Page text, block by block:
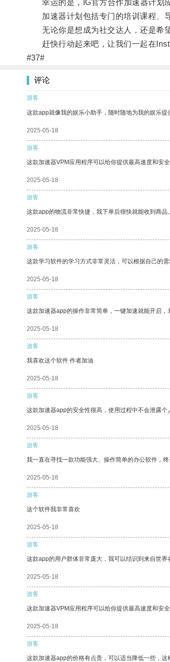
幸运的是，IG官方合作加速器计划应
加速器计划包括专门的培训课程、导
无论你是想成为社交达人，还是希望
赶快行动起来吧，让我们一起在
#37#
评论
游客
这款app就像我的娱乐小助手，随时随地为我的娱乐提
2025-05-18
游客
这款加速器VPM应用程序可以给你提供最高速度和安
2025-05-18
游客
这款app的物流非常快捷，我下单后很快就能收到商品。
2025-05-18
游客
这款学习软件的学习方式非常灵活，可以根据自己的
2025-05-18
游客
这款加速器app的操作非常简单，一键加速就能开启，
2025-05-18
游客
我喜欢这个软件 作者加油
2025-05-18
游客
这款加速器app的安全性很高，使用过程中不会泄露
2025-05-18
游客
我一直在寻找一款功能强大、操作简单的办公软件，
2025-05-18
游客
这个软件我非常喜欢
2025-05-18
游客
这款app的用户群体非常庞大，我可以结识到来自世界
2025-05-18
游客
这款加速器VPM应用程序可以给你提供最高速度和安
2025-05-18
游客
这款加速器app的价格有点贵，可以适当降低一些，这